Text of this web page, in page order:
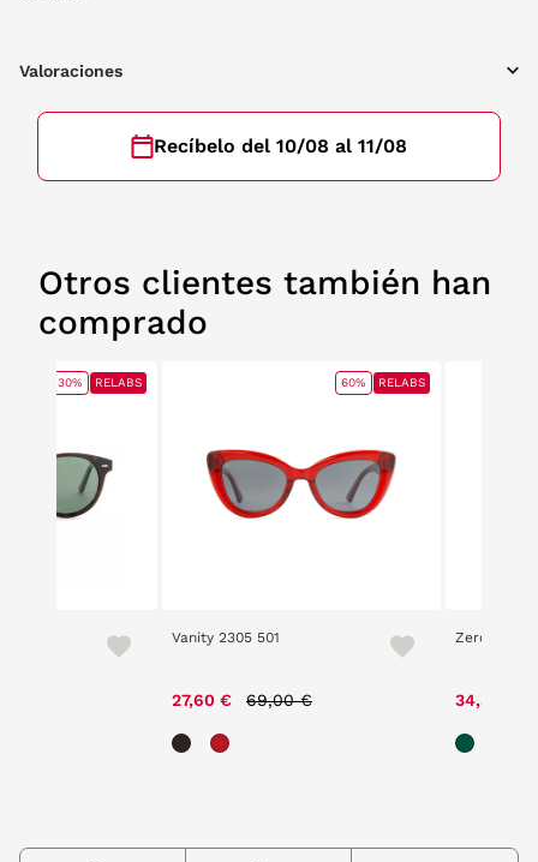
Valoraciones
Recíbelo del 10/08 al 11/08
Otros clientes también han
comprado
30% RELABS
Vanity 2305 501
27,60 € 69,00 €
60% RELABS
Zero 5201
34,30 €